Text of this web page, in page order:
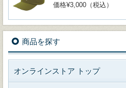
価格¥3,000（税込）
商品を探す
オンラインストア トップ